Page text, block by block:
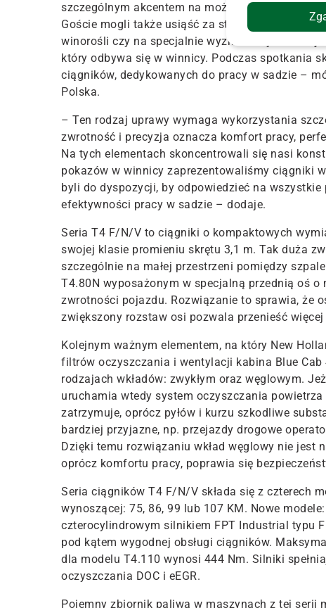
szczególnym akcentem na możliwości
Goście mogli także usiąść za sterami ciągnikówi
winorośli czy na specjalnie wyznaczonym torze
który odbywa się w winnicy. Podczas spotkania
ciągników, dedykowanych do pracy w sadzie –
Polska.
– Ten rodzaj uprawy wymaga wykorzystania
zwrotność i precyzja oznacza komfort pracy,
Na tych elementach skoncentrowali się nasi
pokazów w winnicy zaprezentowaliśmy ciągniki
byli do dyspozycji, by odpowiedzieć na
efektywności pracy w sadzie – dodaje.
Seria T4 F/N/V to ciągniki o kompaktowych
swojej klasie promieniu skrętu 3,1 m. Tak duża
szczególnie na małej przestrzeni pomiędzy
T4.80N wyposażonym w specjalną przednią oś o
zwrotności pojazdu. Rozwiązanie to sprawia, że
zwiększony rozstaw osi pozwala przenieść
Kolejnym ważnym elementem, na który New
filtrów oczyszczania i wentylacji kabina Blue Cab
rodzajach wkładów: zwykłym oraz węglowym.
uruchamia wtedy system oczyszczania
zatrzymuje, oprócz pyłów i kurzu szkodliwe
bardziej przyjazne, np. przejazdy drogowe
Dzięki temu rozwiązaniu wkład węglowy nie jest
oprócz komfortu pracy, poprawia się
Seria ciągników T4 F/ N/V składa się z czterech
wynoszącej: 75, 86, 99 lub 107 KM. Nowe
czterocylindrowym silnikiem FPT Industrial typu
pod kątem wygodnej obsługi ciągników.
dla modelu T4.110 wynosi 444 Nm. Silniki
oczyszczania DOC i eEGR.
Pojemny zbiornik paliwa w maszynach z tej serii